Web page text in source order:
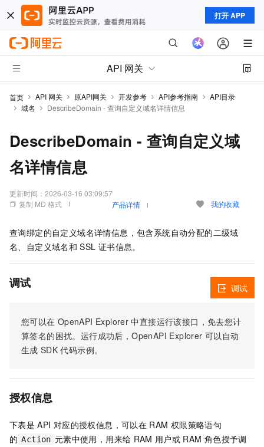
打开 APP
API 网关
首页 API 网关 原API网关 开发参考 API参考指南
API目录
域名
DescribeDomain - 查询自定义域名详情信息
DescribeDomain - 查询自定义域
名详情信息
更新时间： 2026-03-16 03:09:57
复制 MD 格式
产品详情 我的收藏
查询绑定的自定义域名详情信息，包含系统自动分配的二级域
名、自定义域名和 SSL 证书信息。
调试
您可以在 OpenAPI Explorer 中直接运行该接口，免去您计
算签名的困扰。运行成功后，OpenAPI Explorer 可以自动
生成 SDK 代码示例。
调试
授权信息
下表是 API 对应的授权信息，可以在 RAM 权限策略语句
的 Action 元素中使用，用来给 RAM 用户或 RAM 角色授予调